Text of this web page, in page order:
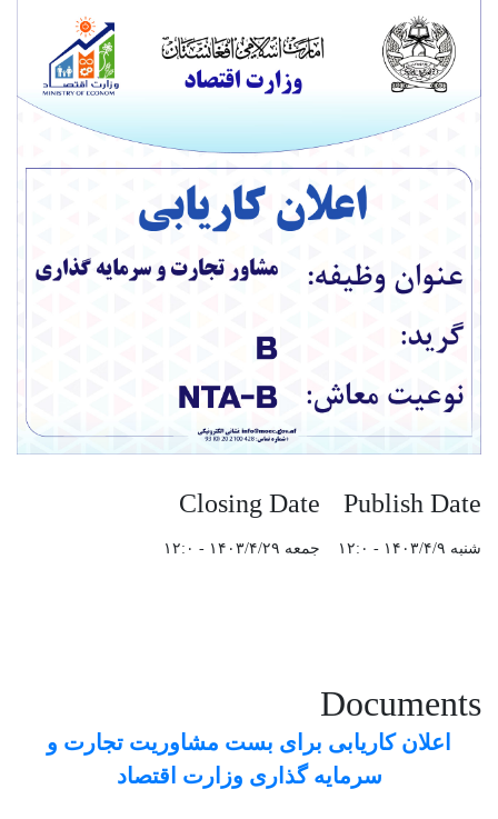
Publish Date
شنبه ۱۴۰۳/۴/۹ - ۱۲:۰
Closing Date
جمعه ۱۴۰۳/۴/۲۹ - ۱۲:۰
Documents
اعلان کاریابی برای بست مشاوریت تجارت و
سرمایه گذاری وزارت اقتصاد